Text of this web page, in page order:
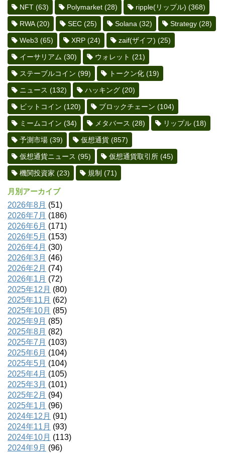
NFT (63) Polymarket (28) ripple(リップル) (368)
RWA(20) SEC (25) Solana (32) Strategy (28)
Web3 (65) XRP (24) zaif(ザイフ) (25)
イーサリアム (30) ウォレット (21)
ステーブルコイン (99) トークン化 (19)
ニュース (132) ハッキング (20)
ビットコイン (120) ブロックチェーン (104)
ミームコイン (34) メタバース (28) リップル (18)
予測市場 (39) 仮想通貨 (857)
仮想通貨ニュース (95) 仮想通貨取引所 (45)
機関投資家 (23) 規制 (71)
月別アーカイブ
2026年8月 (51)
2026年7月 (186)
2026年6月 (171)
2026年5月 (153)
2026年4月 (30)
2026年3月 (46)
2026年2月 (74)
2026年1月 (72)
2025年12月 (80)
2025年11月 (62)
2025年10月 (85)
2025年9月 (85)
2025年8月 (82)
2025年7月 (103)
2025年6月 (104)
2025年5月 (104)
2025年4月 (105)
2025年3月 (101)
2025年2月 (94)
2025年1月 (96)
2024年12月 (91)
2024年11月 (93)
2024年10月 (113)
2024年9月 (96)